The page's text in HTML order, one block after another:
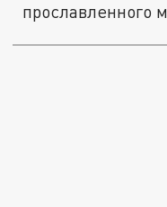
прославленного